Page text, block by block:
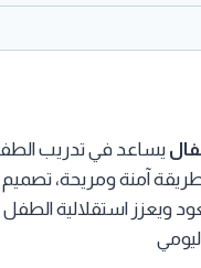
يساعد في تدريب
آمنة ومريحة،
ويعزز استقلالية الطفل